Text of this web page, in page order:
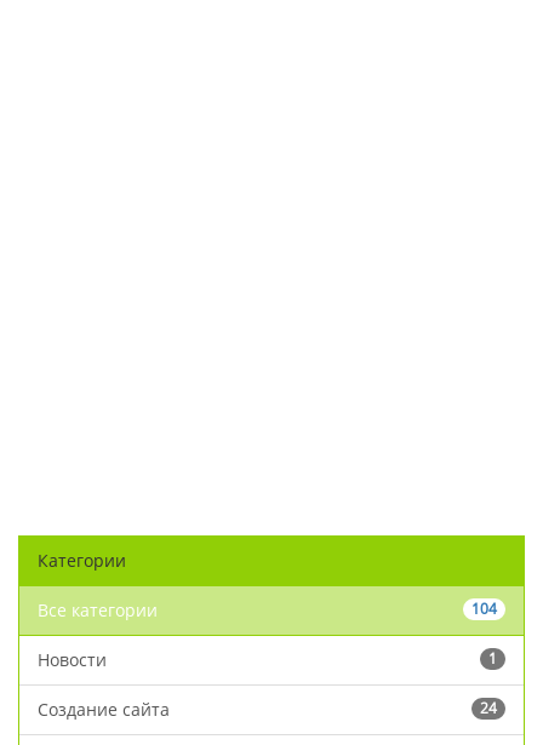
Категории
104
Все категории
Новости 1
Создание сайта 24